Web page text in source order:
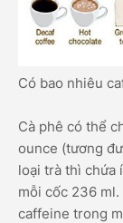
Có bao nhiêu
Cà phê có thể
ounce (tương
loại trà thì chứa
mỗi cốc 236
caffeine trong